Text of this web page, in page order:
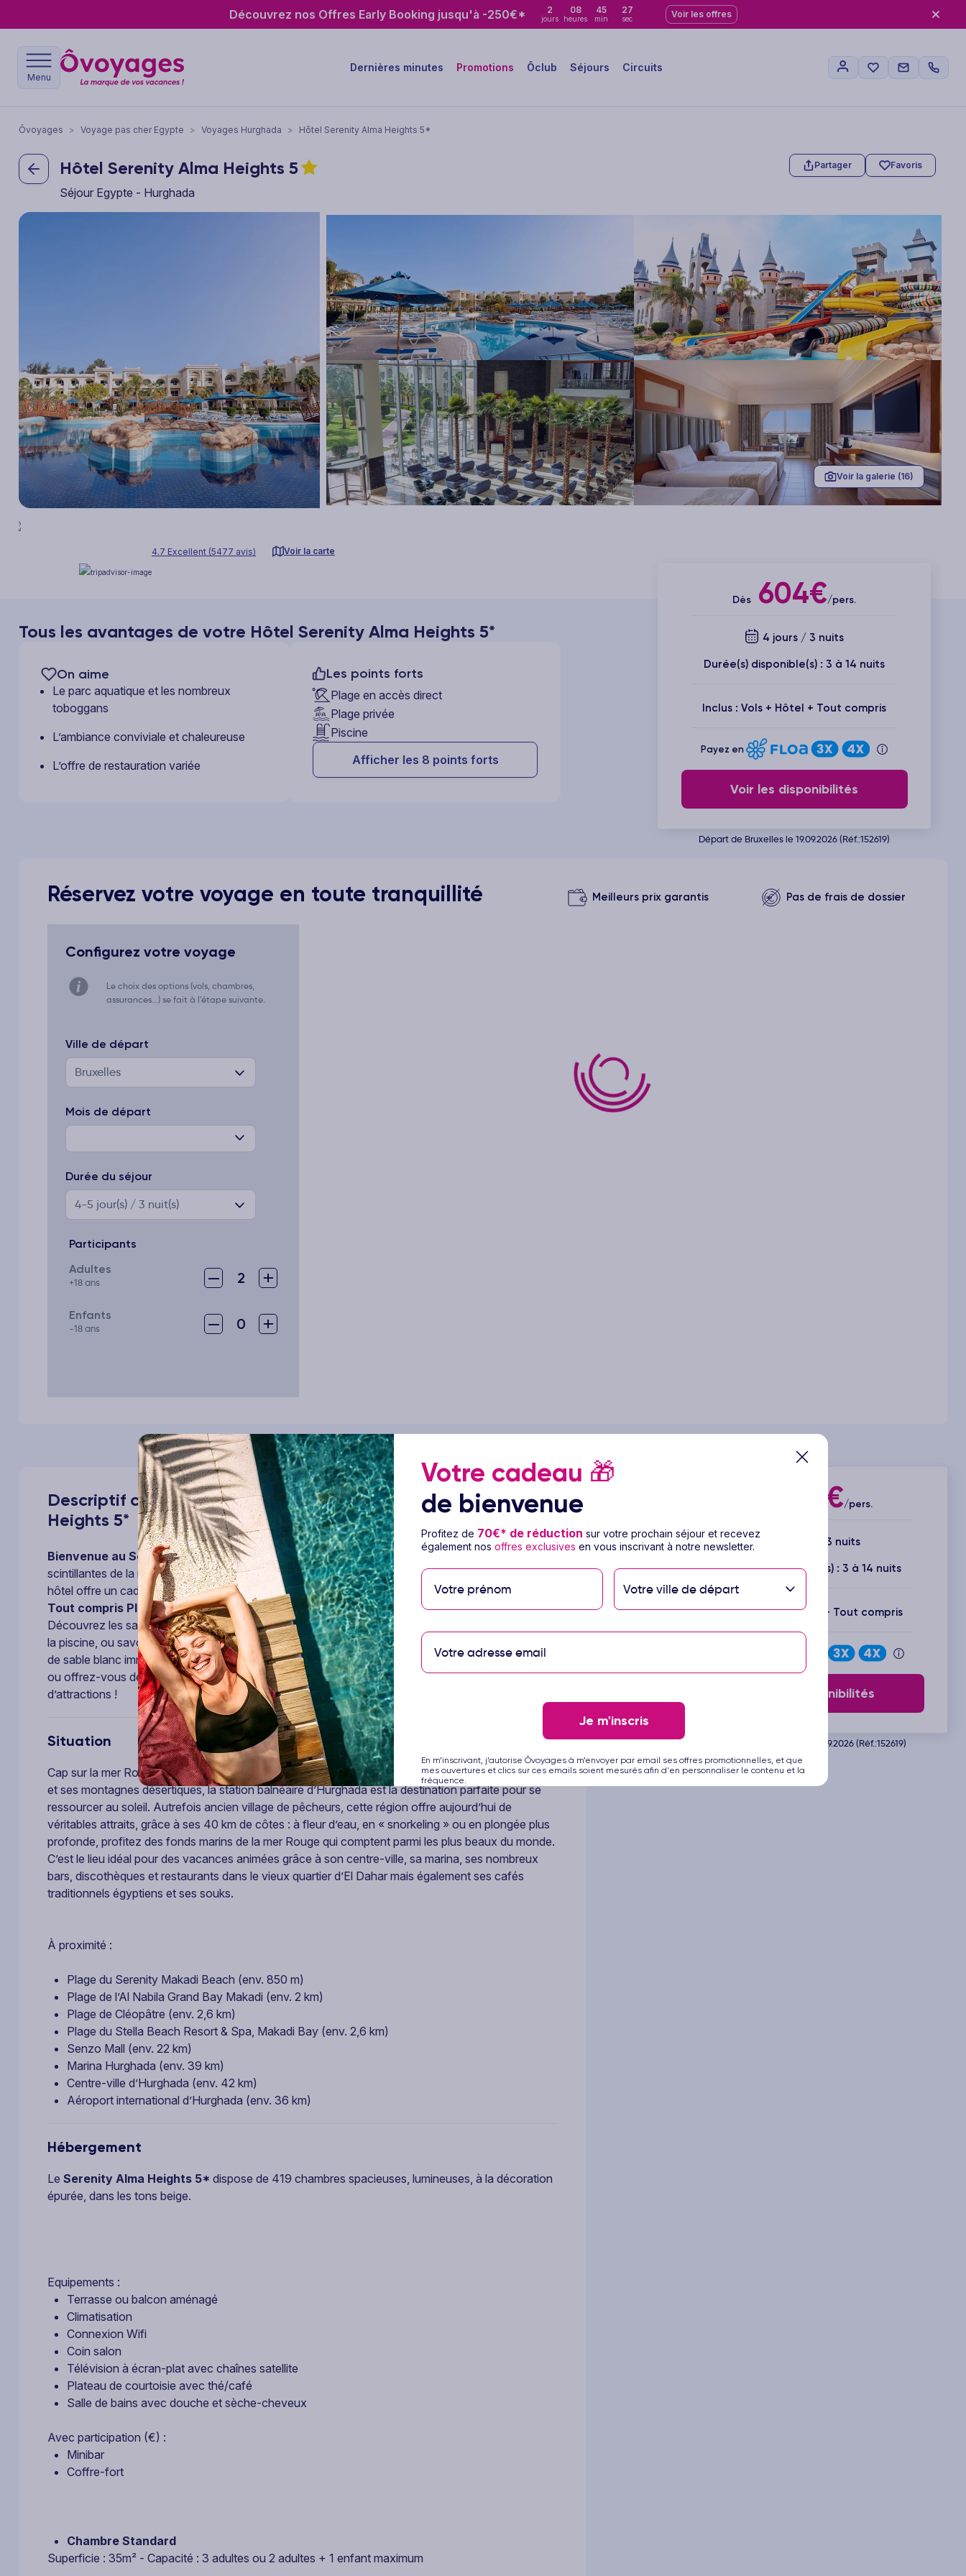
Découvrez nos Offres Early Booking jusqu'à -250€* 2
jours
08
heures
45
min
26
sec Voir les offres
Menu
Dernières minutes Promotions Ôclub Séjours Circuits
Ôvoyages > Voyage pas cher Egypte > Voyages Hurghada > Hôtel Serenity Alma Heights 5*
Hôtel Serenity Alma Heights 5
Séjour Egypte - Hurghada
Partager Favoris
Voir la galerie (16)
4.7 Excellent (5477 avis) Voir la carte
Tous les avantages de votre Hôtel Serenity Alma Heights 5*
On aime
Le parc aquatique et les nombreux
toboggans
L’ambiance conviviale et chaleureuse
L’offre de restauration variée
Les points forts
Plage en accès direct
Plage privée
Piscine
Afficher les 8 points forts
Dès 604€/pers.
4 jours / 3 nuits
Durée(s) disponible(s) : 3 à 14 nuits
Inclus : Vols + Hôtel + Tout compris
Payez en
Voir les disponibilités
Départ de Bruxelles le 19.09.2026 (Réf.:152619)
Réservez votre voyage en toute tranquillité Meilleurs prix garantis Pas de frais de dossier
Configurez votre voyage
Le choix des options (vols, chambres,
assurances...) se fait à l'étape suivante.
Ville de départ
Bruxelles
Mois de départ
Durée du séjour
4-5 jour(s) / 3 nuit(s)
Participants
Adultes
+18 ans – 2 +
Enfants
-18 ans – 0 +
Descriptif complet de votre voyage Hôtel Serenity Alma
Heights 5*
Bienvenue au Serenity Alma Heights 5* ! Ce véritable joyau est niché au bord des eaux
scintillantes de la mer Rouge. Entre élégance contemporaine et inspirations méditerranéennes, cet
hôtel offre un cadre somptueux pour des vacances de rêve. Laissez-vous séduire par la formule
Tout compris Plus », vous ouvrant les portes d’une expérience culinaire exceptionnelle.
Découvrez les saveurs du monde dans des restaurants raffinés, dégustez des cocktails au bord de
la piscine, ou savourez un dîner romantique les pieds dans le sable. Imaginez-vous sur une plage
de sable blanc immaculé, avec la mer azuréenne à perte de vue. Détendez-vous, profitez du soleil
ou offrez-vous des instants de convivialité dans son immense parc aquatique ou son parc
d’attractions !
Situation
Cap sur la mer Rouge et Hurghada ! Mondialement connue pour sa mer azur aux eaux cristallines
et ses montagnes désertiques, la station balnéaire d’Hurghada est la destination parfaite pour se
ressourcer au soleil. Autrefois ancien village de pêcheurs, cette région offre aujourd’hui de
véritables attraits, grâce à ses 40 km de côtes : à fleur d’eau, en « snorkeling » ou en plongée plus
profonde, profitez des fonds marins de la mer Rouge qui comptent parmi les plus beaux du monde.
C’est le lieu idéal pour des vacances animées grâce à son centre-ville, sa marina, ses nombreux
bars, discothèques et restaurants dans le vieux quartier d’El Dahar mais également ses cafés
traditionnels égyptiens et ses souks.
À proximité :
Plage du Serenity Makadi Beach (env. 850 m)
Plage de l’Al Nabila Grand Bay Makadi (env. 2 km)
Plage de Cléopâtre (env. 2,6 km)
Plage du Stella Beach Resort & Spa, Makadi Bay (env. 2,6 km)
Senzo Mall (env. 22 km)
Marina Hurghada (env. 39 km)
Centre-ville d’Hurghada (env. 42 km)
Aéroport international d’Hurghada (env. 36 km)
Hébergement
Le Serenity Alma Heights 5* dispose de 419 chambres spacieuses, lumineuses, à la décoration
épurée, dans les tons beige.
Equipements :
Terrasse ou balcon aménagé
Climatisation
Connexion Wifi
Coin salon
Télévision à écran-plat avec chaînes satellite
Plateau de courtoisie avec thé/café
Salle de bains avec douche et sèche-cheveux
Avec participation (€) :
Minibar
Coffre-fort
Chambre Standard
Superficie : 35m² - Capacité : 3 adultes ou 2 adultes + 1 enfant maximum
604€/pers.
4 jours / 3 nuits
Durée(s) disponible(s) : 3 à 14 nuits
Inclus : Vols + Hôtel + Tout compris
Voir les disponibilités
Départ de Bruxelles le 19.09.2026 (Réf.:152619)
Votre cadeau 🎁
de bienvenue
Profitez de 70€* de réduction sur votre prochain séjour et recevez
également nosoffres exclusives en vous inscrivant à notre newsletter.
Votre ville de départ
Je m'inscris
En m’inscrivant, j’autorise Ôvoyages à m’envoyer par email ses offres promotionnelles, et que
mes ouvertures et clics sur ces emails soient mesurés afin d'en personnaliser le contenu et la
fréquence.